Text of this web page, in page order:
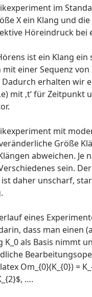
im
X ein Klang und
Höreindruck bei
ist ein Klang ein
mit einer Sequenz
erhalten wir
mit ‚t‘ für Zeitpunkt
mit
Größe
abweichen. Je
sein.
ist daher unscharf,
eines
dass man einen
K_0 als Basis nimmt
Om_{0}(K_{0}) =
….